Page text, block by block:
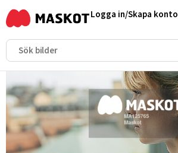
Logga in/Skapa konto